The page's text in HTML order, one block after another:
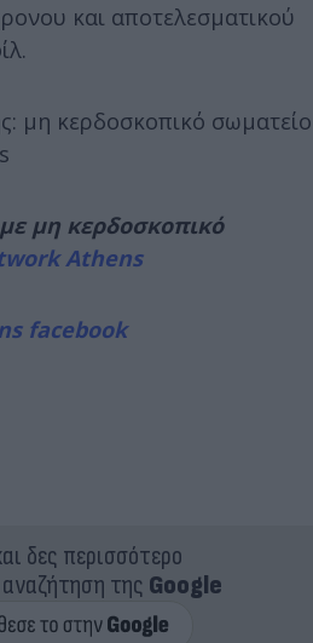
και αποτελεσματικού
μη κερδοσκοπικό σωματείο
μη κερδοσκοπικό
Athens
facebook
δες περισσότερο
της Google